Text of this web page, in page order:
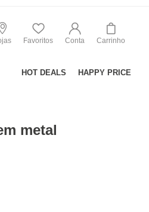
Favoritos Conta Carrinho
HOT DEALS HAPPY PRICE
metal